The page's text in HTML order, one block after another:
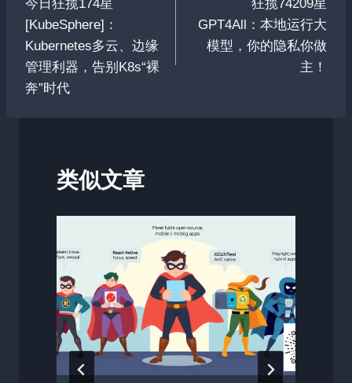
章
导
航
今日狂揽174星
[KubeSphere]：
Kubernetes多云、边缘
管理利器，告别K8s“裸
奔”时代
狂揽74209星
GPT4All：本地运行大
模型，你的隐私你做
主！
类似文章